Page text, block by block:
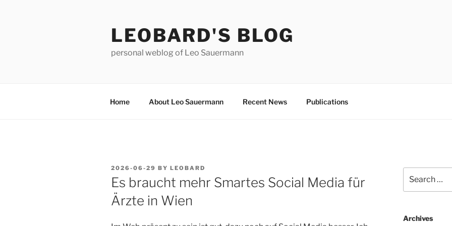
LEOBARD'S BLOG
personal weblog of Leo Sauermann
Home About Leo Sauermann Recent News Publications
POSTED
ON
2026-06-29 BY LEOBARD
Es braucht mehr Smartes Social Media für
Ärzte in Wien
for:
Archives